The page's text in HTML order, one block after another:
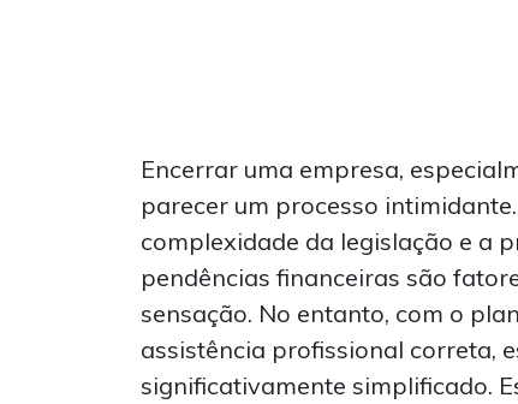
Encerrar uma empresa,
parecer um processo
complexidade da legislação e a
pendências financeiras são
sensação. No entanto, com o
assistência profissional correta,
significativamente simplificado.